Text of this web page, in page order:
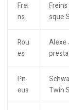
Frei
ns
sque
Rou
es
Alexe
presta
Pn
eus
Twin